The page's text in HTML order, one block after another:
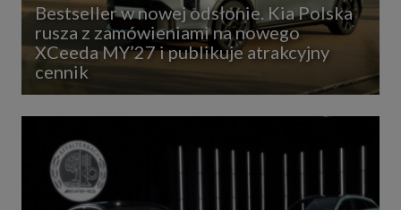
Bestseller w nowej odsłonie. Kia Polska
rusza z zamówieniami na nowego
XCeeda MY’27 i publikuje atrakcyjny
cennik